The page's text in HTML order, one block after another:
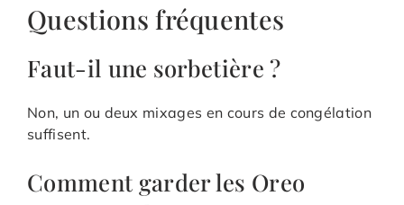
Questions fréquentes
Faut-il une sorbetière ?
Non, un ou deux mixages en cours de congélation
suffisent.
Comment garder les Oreo